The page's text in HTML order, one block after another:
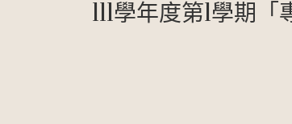
111學年度第1學期